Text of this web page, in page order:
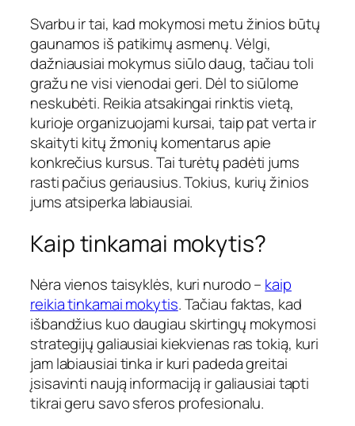
Svarbu ir tai, kad mokymosi metu žinios būtų
gaunamos iš patikimų asmenų. Vėlgi,
dažniausiai mokymus siūlo daug, tačiau toli
gražu ne visi vienodai geri. Dėl to siūlome
neskubėti. Reikia atsakingai rinktis vietą,
kurioje organizuojami kursai, taip pat verta ir
skaityti kitų žmonių komentarus apie
konkrečius kursus. Tai turėtų padėti jums
rasti pačius geriausius. Tokius, kurių žinios
jums atsiperka labiausiai.
Kaip tinkamai mokytis?
Nėra vienos taisyklės, kuri nurodo – kaip
reikia tinkamai mokytis. Tačiau faktas, kad
išbandžius kuo daugiau skirtingų mokymosi
strategijų galiausiai kiekvienas ras tokią, kuri
jam labiausiai tinka ir kuri padeda greitai
įsisavinti naują informaciją ir galiausiai tapti
tikrai geru savo sferos profesionalu.